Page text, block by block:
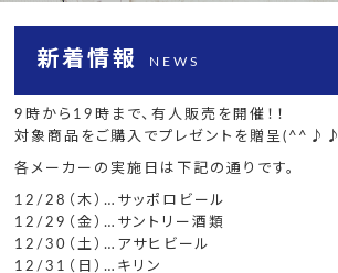
新着情報 NEWS
9時から19時まで、有人販売を開催！！
対象商品をご購入でプレゼントを贈呈(^^♪♪
各メーカーの実施日は下記の通りです。
12/28（木）…サッポロビール
12/29（金）…サントリー酒類
12/30（土）…アサヒビール
12/31（日）…キリン